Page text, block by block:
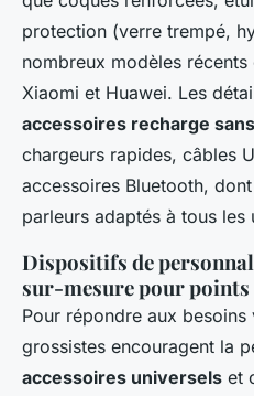
protection (verre trempé,
nombreux modèles récents
Xiaomi et Huawei. Les
accessoires recharge
chargeurs rapides, câbles
accessoires Bluetooth,
parleurs adaptés à tous les
Dispositifs de
sur-mesure pour points
Pour répondre aux
grossistes encouragent la
accessoires universels et